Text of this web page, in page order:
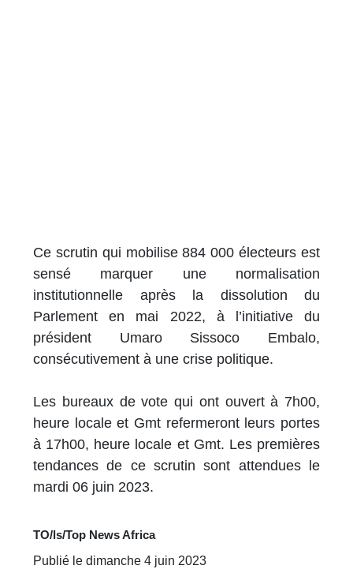
Ce scrutin qui mobilise 884 000 électeurs est
sensé marquer une normalisation
institutionnelle après la dissolution du
Parlement en mai 2022, à l’initiative du
président Umaro Sissoco Embalo,
consécutivement à une crise politique.
Les bureaux de vote qui ont ouvert à 7h00,
heure locale et Gmt refermeront leurs portes
à 17h00, heure locale et Gmt. Les premières
tendances de ce scrutin sont attendues le
mardi 06 juin 2023.
TO/ls/Top News Africa
Publié le dimanche 4 juin 2023